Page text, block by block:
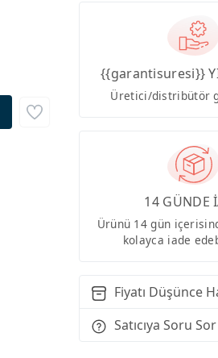
{{garantisuresi}}
Üretici/distribütör
14 GÜNDE
Ürünü 14 gün
kolayca iade
Fiyatı Düşünce
Satıcıya Soru Sor